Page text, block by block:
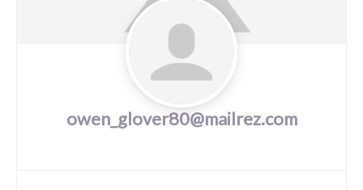
owen_glover80@mailrez.com